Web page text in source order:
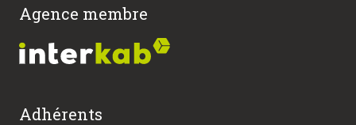
Agence membre
Adhérents